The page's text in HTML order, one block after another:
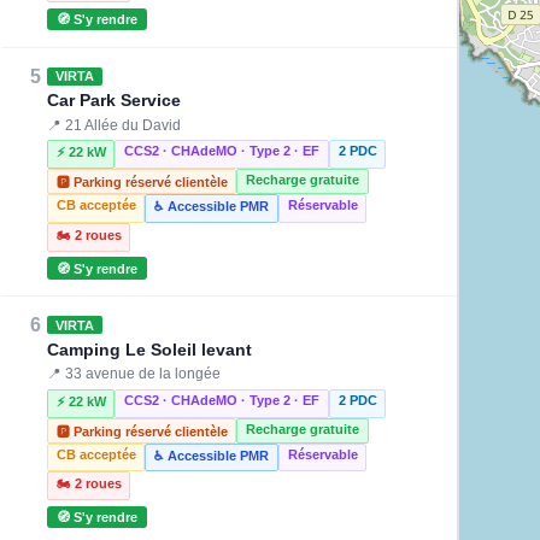
🧭 S'y rendre
5 VIRTA
Car Park Service
📍 21 Allée du David
⚡ 22 kW CCS2 · CHAdeMO · Type 2 · EF 2 PDC
🅿️ Parking réservé clientèle
Recharge gratuite
CB acceptée
♿ Accessible PMR Réservable
🏍️ 2 roues
🧭 S'y rendre
6 VIRTA
Camping Le Soleil levant
📍 33 avenue de la longée
⚡ 22 kW CCS2 · CHAdeMO · Type 2 · EF 2 PDC
🅿️ Parking réservé clientèle
Recharge gratuite
CB acceptée
♿ Accessible PMR Réservable
🏍️ 2 roues
🧭 S'y rendre